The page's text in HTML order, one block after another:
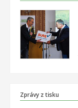
Zprávy z tisku